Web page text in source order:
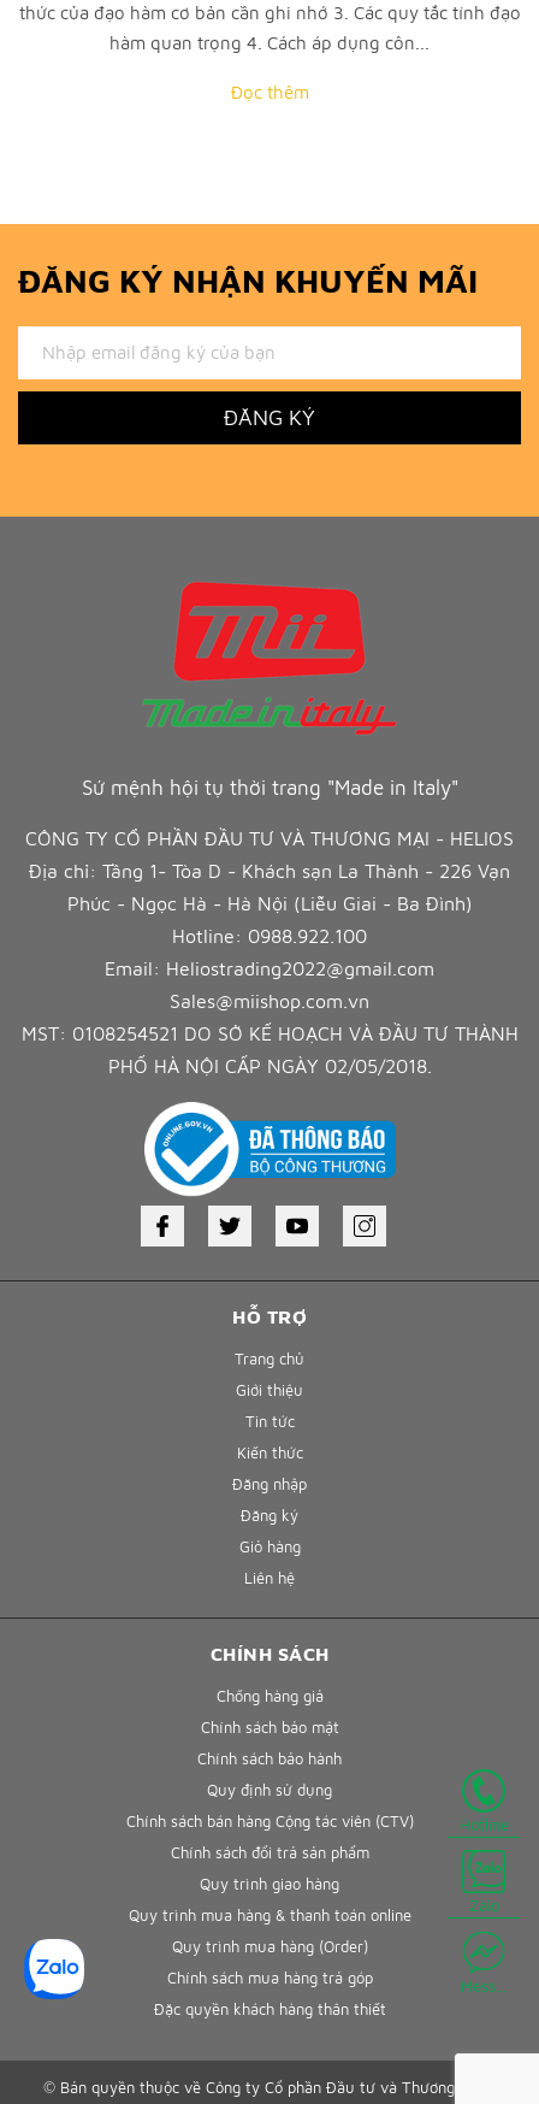
thức của đạo hàm cơ bản cần ghi nhớ 3. Các quy tắc tính đạo
hàm quan trọng 4. Cách áp dụng côn...
Đọc thêm
Hotline
Zalo
Mess...
ĐĂNG KÝ NHẬN KHUYẾN MÃI
ĐĂNG KÝ
HỖ TRỢ
Trang chủ
Giới thiệu
Tin tức
Kiến thức
Đăng nhập
Đăng ký
Giỏ hàng
Liên hệ
Sứ mệnh hội tụ thời trang "Made in Italy"
CÔNG TY CỔ PHẦN ĐẦU TƯ VÀ THƯƠNG MẠI - HELIOS
Địa chỉ: Tầng 1- Tòa D - Khách sạn La Thành - 226 Vạn
Phúc - Ngọc Hà - Hà Nội (Liễu Giai - Ba Đình)
Hotline: 0988.922.100
Email: Heliostrading2022@gmail.com
Sales@miishop.com.vn
MST: 0108254521 DO SỞ KẾ HOẠCH VÀ ĐẦU TƯ THÀNH
PHỐ HÀ NỘI CẤP NGÀY 02/05/2018.
CHÍNH SÁCH
Chống hàng giả
Chính sách bảo mật
Chính sách bảo hành
Quy định sử dụng
Chính sách bán hàng Cộng tác viên (CTV)
Chính sách đổi trả sản phẩm
Quy trình giao hàng
Quy trình mua hàng & thanh toán online
Quy trình mua hàng (Order)
Chính sách mua hàng trả góp
Đặc quyền khách hàng thân thiết
© Bản quyền thuộc về Công ty Cổ phần Đầu tư và Thương mại -